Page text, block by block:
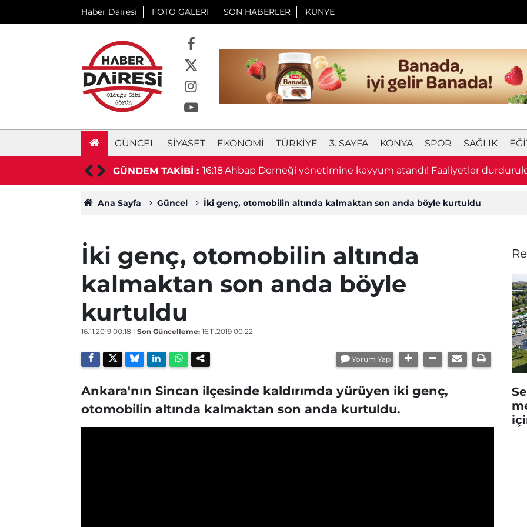
Haber Dairesi FOTO GALERİ SON HABERLER KÜNYE
GÜNCEL SIYASET EKONOMI TÜRKIYE 3. SAYFA KONYA SPOR SAĞLIK
GÜNDEM TAKİBİ :
İmzalar atıldı 16:18Ahbap Derneği yönetimine kayyum atandı! Faaliyetler
Ana Sayfa Güncel İki genç, otomobilin altında kalmaktan son anda böyle kurtuldu
İki genç, otomobilin altında
kalmaktan son anda böyle
kurtuldu
16.11.2019 00:18 | Son Güncelleme: 16.11.2019 00:22
Yorum Yap
Ankara'nın Sincan ilçesinde kaldırımda yürüyen iki genç,
otomobilin altında kalmaktan son anda kurtuldu.